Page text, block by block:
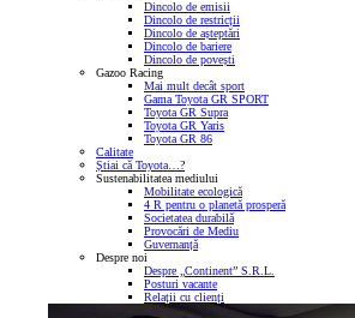
Dincolo de emisii
Dincolo de restricții
Dincolo de așteptări
Dincolo de bariere
Dincolo de povești
Gazoo Racing
Mai mult decât sport
Gama Toyota GR SPORT
Toyota GR Supra
Toyota GR Yaris
Toyota GR 86
Calitate
Știai că Toyota…?
Sustenabilitatea mediului
Mobilitate ecologică
4 R pentru o planetă prosperă
Societatea durabilă
Provocări de Mediu
Guvernanță
Despre noi
Despre „Continent” S.R.L.
Posturi vacante
Relații cu clienți